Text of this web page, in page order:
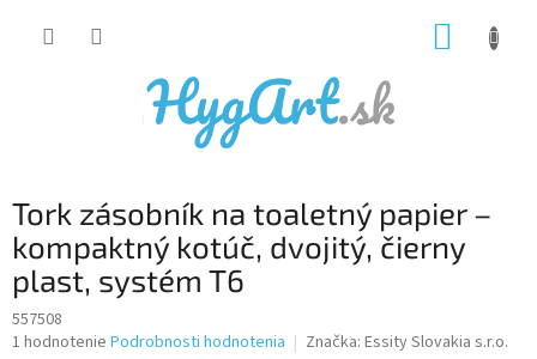
Tork zásobník na toaletný papier –
kompaktný kotúč, dvojitý, čierny
plast, systém T6
557508
Priemerné
1 hodnotenie Podrobnosti hodnotenia Značka: Essity Slovakia s.r.o.